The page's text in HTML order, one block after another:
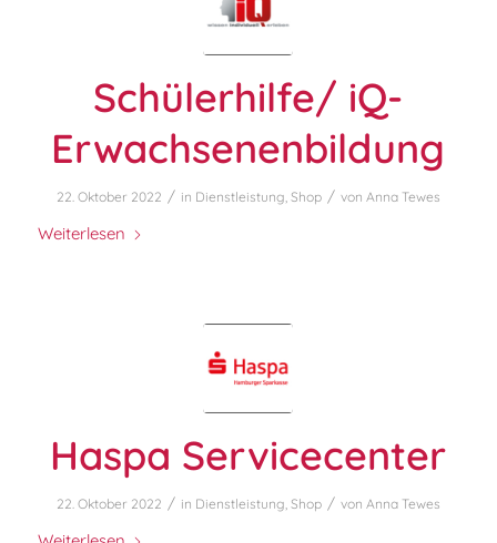
Schülerhilfe/ iQ-
Erwachsenenbildung
22. Oktober 2022 / in Dienstleistung, Shop / von Anna Tewes
Weiterlesen
Haspa Servicecenter
22. Oktober 2022 / in Dienstleistung, Shop / von Anna Tewes